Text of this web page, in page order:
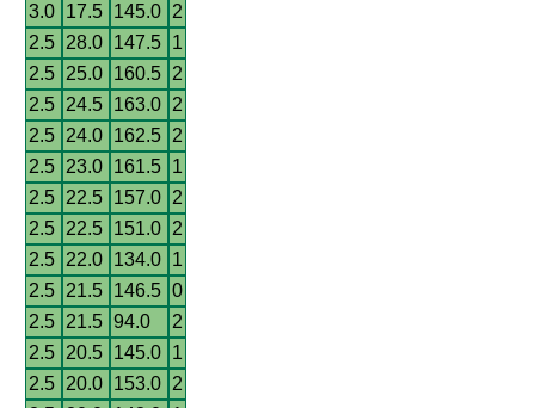
3.0
17.5 145.0
2
2.5
28.0 147.5
1
2.5
25.0 160.5
2
2.5
24.5 163.0
2
2.5
24.0 162.5
2
2.5
23.0 161.5
1
2.5
22.5 157.0
2
2.5
22.5 151.0
2
2.5
22.0 134.0
1
2.5
21.5 146.5 0
2.5
21.5 94.0
2
2.5
20.5 145.0
1
2.5
20.0 153.0
2